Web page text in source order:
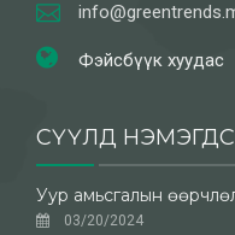
Фэйсбүүк хуудас
СҮҮЛД
Уур амьсгалын
03/20/2024